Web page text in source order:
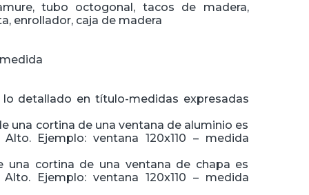
tubo octogonal, tacos de madera,
enrollador, caja de madera
detallado en título-medidas expresadas
una cortina de una ventana de aluminio es
Ejemplo: ventana 120x110 – medida
una cortina de una ventana de chapa es
Ejemplo: ventana 120x110 – medida